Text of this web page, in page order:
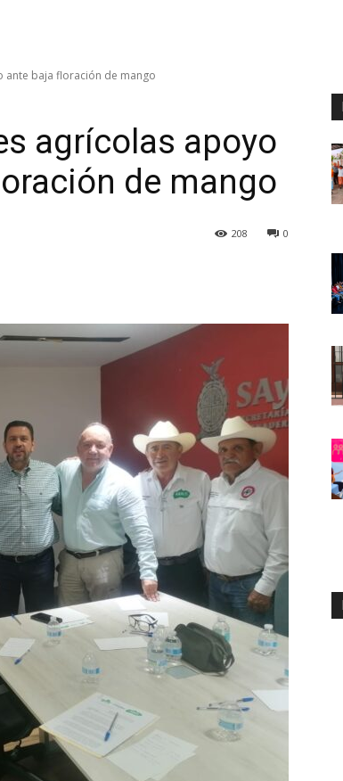
ante baja floración de mango
agrícolas apoyo
de mango
0
208